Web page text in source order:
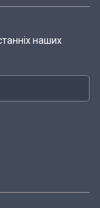
наших